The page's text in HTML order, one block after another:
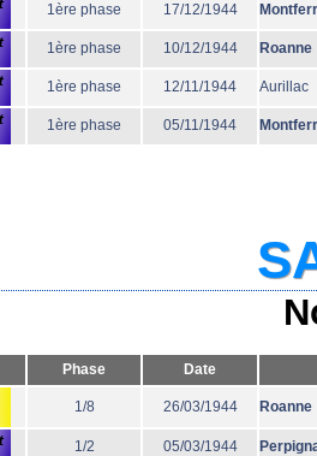
1ère phase 17/12/1944
1ère phase 10/12/1944 Roanne
1ère phase 12/11/1944 Aurillac
1ère phase 05/11/1944
Phase Date
1/8 26/03/1944 Roanne
1/2 05/03/1944